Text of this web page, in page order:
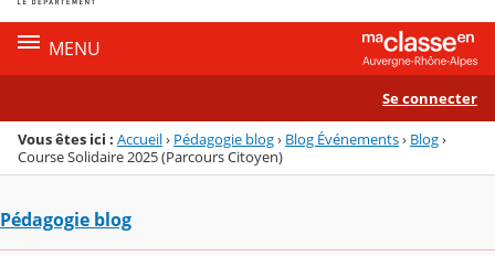
MENU
Se connecter
Vous êtes ici : Accueil› Pédagogie blog› Blog Événements› Blog›
Course Solidaire 2025 (Parcours Citoyen)
Pédagogie blog